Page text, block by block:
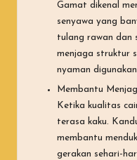
Gamat dikenal
senyawa yang
tulang rawan dan
menjaga struktur
nyaman
Membantu
Ketika kualitas
terasa kaku.
membantu
gerakan sehari-